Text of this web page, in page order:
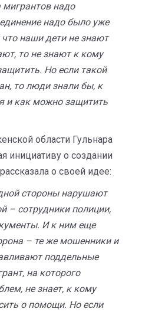
надо
надо было уже
наши дети не знают
то не знают к кому
Но если такой
то люди знали бы, к
и как можно защитить
области Гульнара
инициативу о создании
о своей идее:
стороны нарушают
– сотрудники полиции,
И к ним еще
– те же мошенники и
поддельные
на которого
не знает, к кому
о помощи. Но если